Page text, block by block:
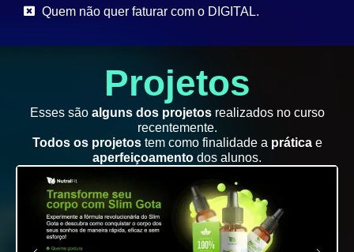
Quem não quer faturar com o DIGITAL.
Projetos
Esses sãoalguns dos projetosrealizados no curso
recentemente.
Todos os projetos tem como finalidade a prática e
aperfeiçoamento dos alunos.